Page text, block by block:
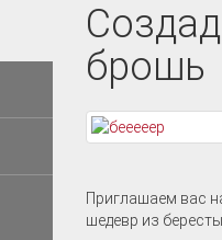
брошь
Приглашаем вас
шедевр из